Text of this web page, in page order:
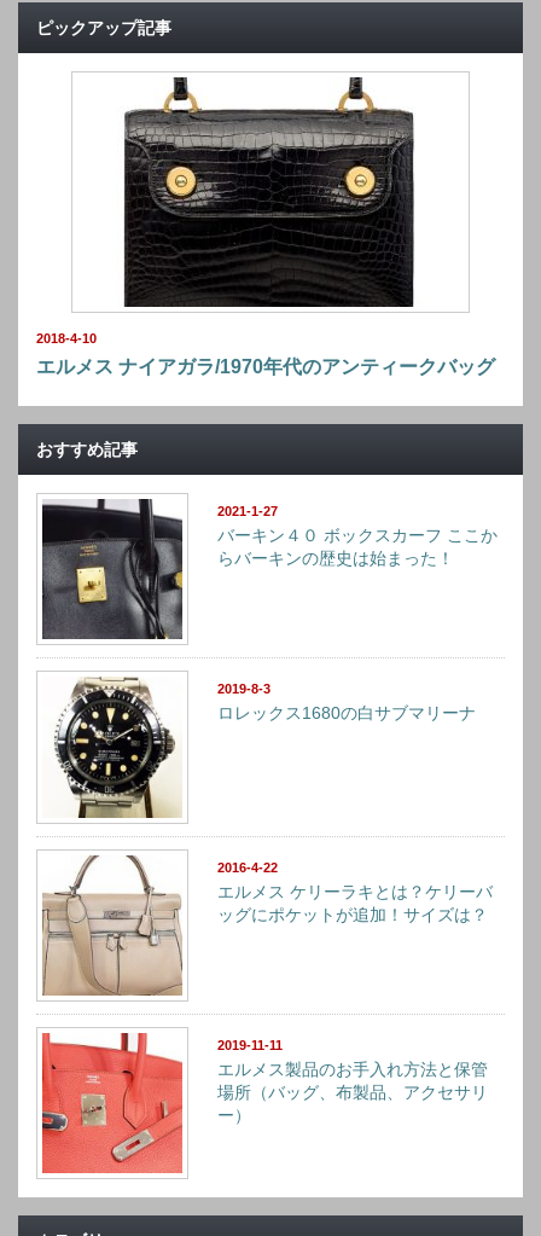
ピックアップ記事
2018-4-10
エルメス ナイアガラ/1970年代のアンティークバッグ
おすすめ記事
2021-1-27
バーキン４０ ボックスカーフ ここか
らバーキンの歴史は始まった！
2019-8-3
ロレックス1680の白サブマリーナ
2016-4-22
エルメス ケリーラキとは？ケリーバ
ッグにポケットが追加！サイズは？
2019-11-11
エルメス製品のお手入れ方法と保管
場所（バッグ、布製品、アクセサリ
ー）